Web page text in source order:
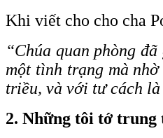
Khi viết cho cho cha
“Chúa quan phòng
một tình trạng mà
triều, và với tư cách
2. Những tôi tớ trung